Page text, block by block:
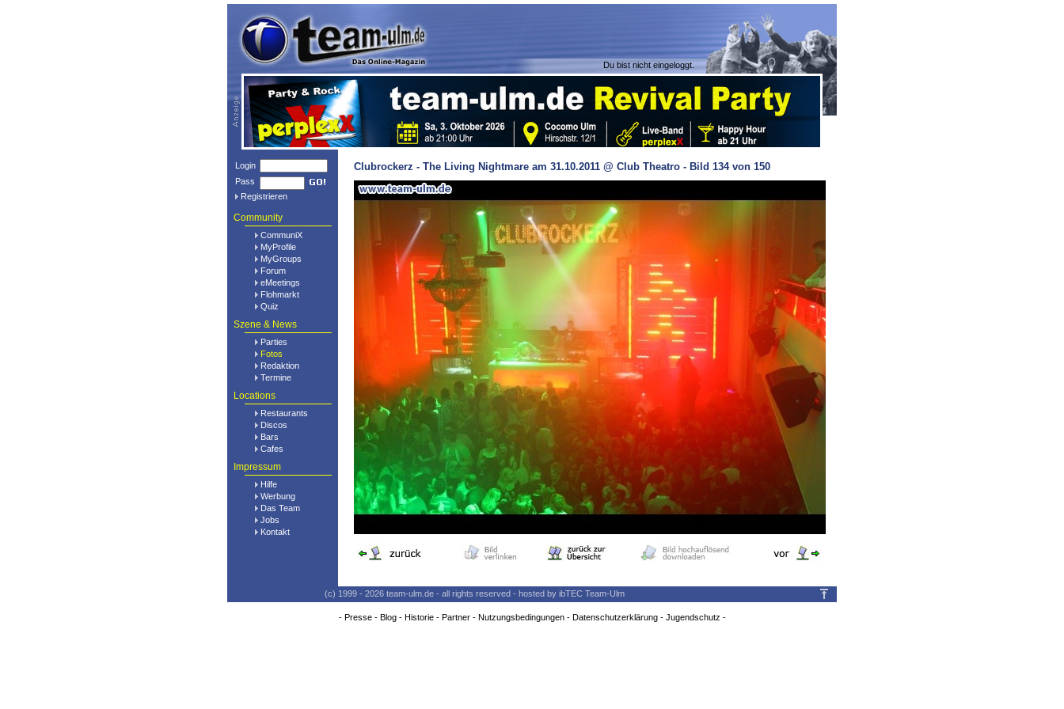
Du bist nicht eingeloggt.
Login
Pass
Registrieren
Community
CommuniX
MyProfile
MyGroups
Forum
eMeetings
Flohmarkt
Quiz
Szene & News
Parties
Fotos
Redaktion
Termine
Locations
Restaurants
Discos
Bars
Cafes
Impressum
Hilfe
Werbung
Das Team
Jobs
Kontakt
Clubrockerz - The Living Nightmare am 31.10.2011 @ Club Theatro - Bild 134 von 150
(c) 1999 - 2026 team-ulm.de - all rights reserved - hosted by ibTEC Team-Ulm
- Presse- Blog- Historie- Partner- Nutzungsbedingungen- Datenschutzerklärung- Jugendschutz -